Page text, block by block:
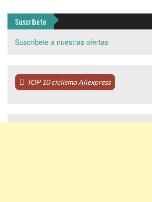
Suscríbete
Suscríbete a nuestras ofertas
TOP 10 ciclismo Aliexpress